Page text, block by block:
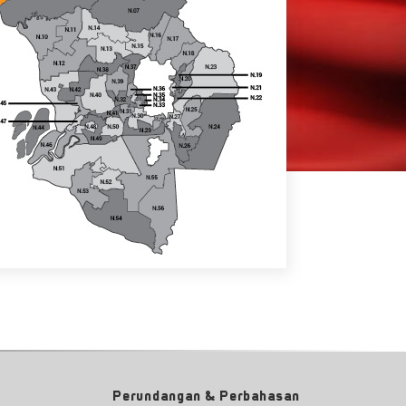
Perundangan & Perbahasan